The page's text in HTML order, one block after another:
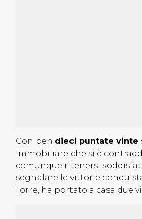
Con ben dieci puntate vinte
immobiliare che si è
comunque ritenersi
segnalare le vittorie
Torre, ha portato a casa due